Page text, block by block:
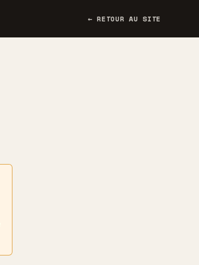
← RETOUR AU SITE